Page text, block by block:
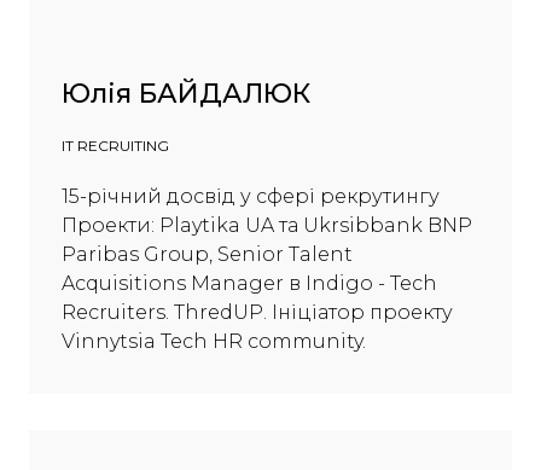
Юлія БАЙДАЛЮК
IT RECRUITING
15-річний досвід у сфері рекрутингу
Проекти: Playtika UA та Ukrsibbank BNP
Paribas Group, Senior Talent
Acquisitions Manager в Indigo - Tech
Recruiters. ThredUP. Ініціатор проекту
Vinnytsia Tech HR community.